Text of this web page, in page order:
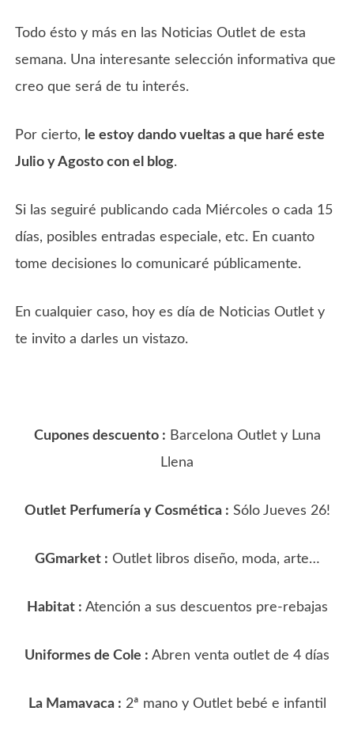
Todo ésto y más en las Noticias Outlet de esta
semana. Una interesante selección informativa que
creo que será de tu interés.
Por cierto, le estoy dando vueltas a que haré este
Julio y Agosto con el blog.
Si las seguiré publicando cada Miércoles o cada 15
días, posibles entradas especiale, etc. En cuanto
tome decisiones lo comunicaré públicamente.
En cualquier caso, hoy es día de Noticias Outlet y
te invito a darles un vistazo.
Cupones descuento : Barcelona Outlet y Luna
Llena
Outlet Perfumería y Cosmética : Sólo Jueves 26!
GGmarket : Outlet libros diseño, moda, arte…
Habitat : Atención a sus descuentos pre-rebajas
Uniformes de Cole : Abren venta outlet de 4 días
La Mamavaca : 2ª mano y Outlet bebé e infantil